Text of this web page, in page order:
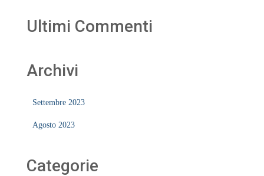
Ultimi Commenti
Archivi
Settembre 2023
Agosto 2023
Categorie